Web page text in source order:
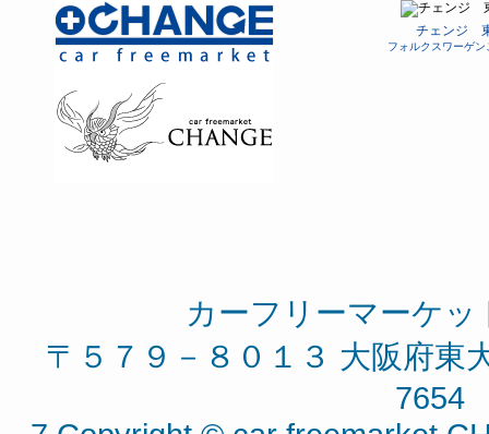
チェンジ
フォルクスワーゲ
カーフリーマーケ
〒５７９－８０１３ 大阪府
7654